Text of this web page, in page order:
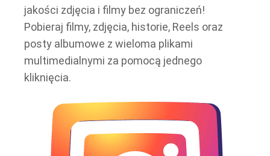
jakości zdjęcia i filmy bez ograniczeń!
Pobieraj filmy, zdjęcia, historie, Reels oraz
posty albumowe z wieloma plikami
multimedialnymi za pomocą jednego
kliknięcia.